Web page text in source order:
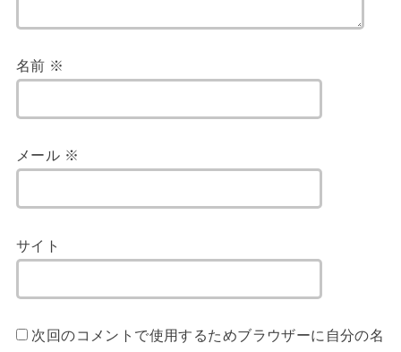
名前 ※
メール ※
サイト
次回のコメントで使用するためブラウザーに自分の名